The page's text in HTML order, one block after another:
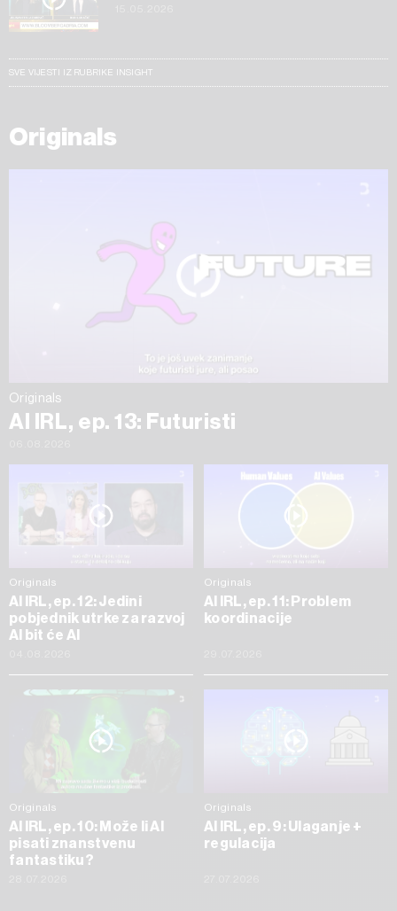
SVE VIJESTI IZ RUBRIKE INSIGHT
Originals
Originals
AI IRL, ep. 13: Futuristi
Originals
AI IRL, ep. 12: Jedini
pobjednik utrke za razvoj
AI bit će AI
Originals
AI IRL, ep. 11: Problem
koordinacije
Originals
AI IRL, ep. 10: Može li AI
pisati znanstvenu
fantastiku?
Originals
AI IRL, ep. 9: Ulaganje +
regulacija